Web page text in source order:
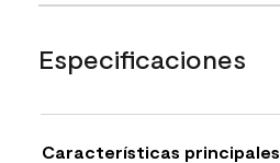
Especificaciones
Características principales